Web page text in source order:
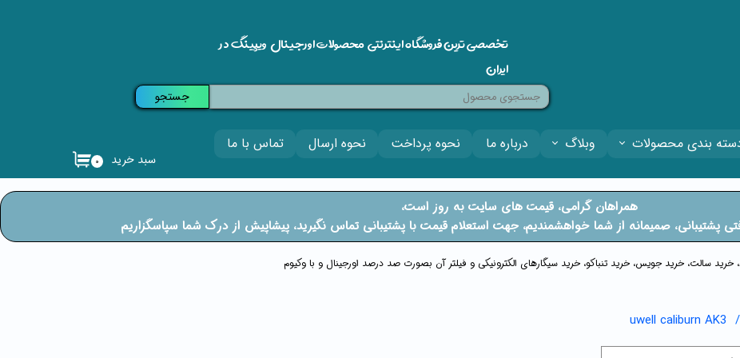
بندی محصولات وبلاگ درباره ما نحوه پرداخت نحوه ارسال تماس با ما
۰ سبد خرید
تخصصی ترین فروشگاه اینترنتی محصولات اورجینال ویپینگ در
ایران
جستجو
uwell caliburn AK3
خرید سالت، خرید جویس، خرید تنباکو، خرید سیگارهای الکترونیکی و فیلتر آن بصورت صد درصد اورجینال و با وکیوم
​​همراهان گرامی، قیمت های سایت به روز است،
پشتیبانی، صمیمانه از شما خواهشمندیم، جهت استعلام قیمت با پشتیبانی تماس نگیرید، پیشاپیش از درک شما سپاسگزاریم